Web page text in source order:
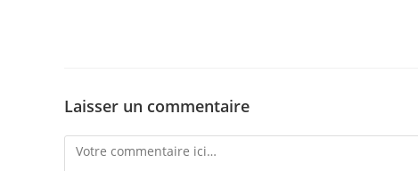
Laisser un commentaire
Comment